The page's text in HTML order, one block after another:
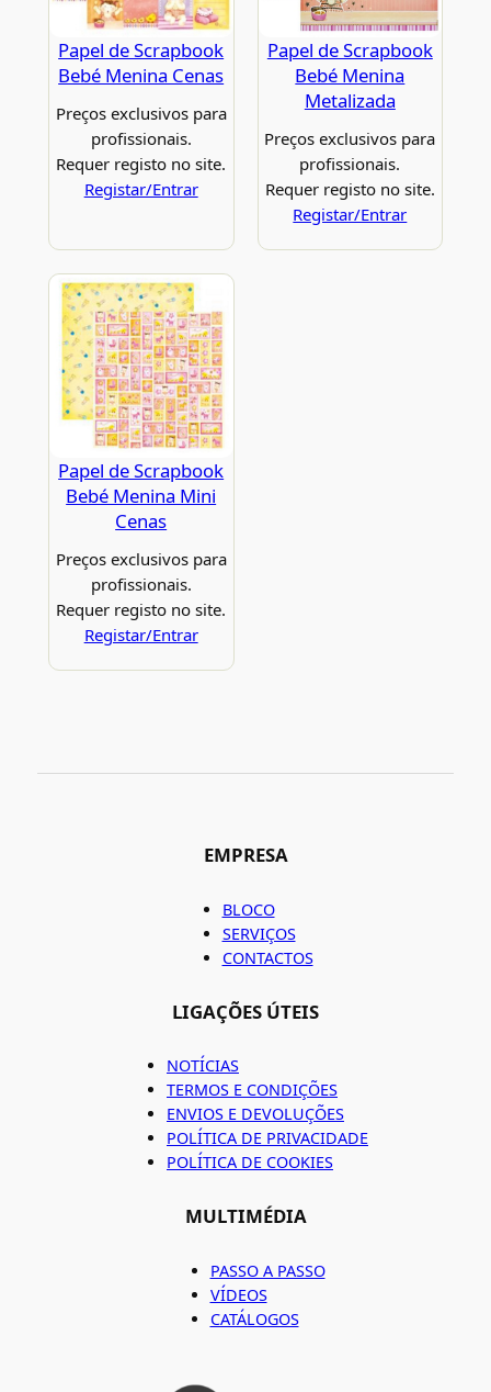
Papel de Scrapbook
Bebé Menina Cenas
Preços exclusivos para
profissionais.
Requer registo no site.
Registar/Entrar
Papel de Scrapbook
Bebé Menina
Metalizada
Preços exclusivos para
profissionais.
Requer registo no site.
Registar/Entrar
Papel de Scrapbook
Bebé Menina Mini
Cenas
Preços exclusivos para
profissionais.
Requer registo no site.
Registar/Entrar
EMPRESA
BLOCO
SERVIÇOS
CONTACTOS
LIGAÇÕES ÚTEIS
NOTÍCIAS
TERMOS E CONDIÇÕES
ENVIOS E DEVOLUÇÕES
POLÍTICA DE PRIVACIDADE
POLÍTICA DE COOKIES
MULTIMÉDIA
PASSO A PASSO
VÍDEOS
CATÁLOGOS